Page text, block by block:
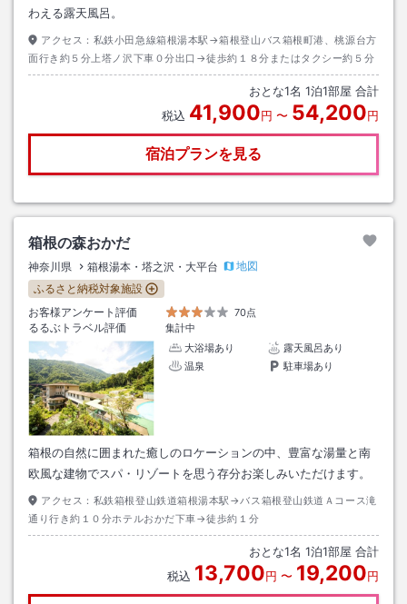
わえる露天風呂。
アクセス： 私鉄小田急線箱根湯本駅→箱根登山バス箱根町港、桃源台方
面行き約５分上塔ノ沢下車０分出口→徒歩約１８分またはタクシー約５分
おとな1名 1泊1部屋 合計
税込 41,900円 〜 54,200円
宿泊プランを見る
箱根の森おかだ
神奈川県 箱根湯本・塔之沢・大平台
地図
ふるさと納税対象施設
お客様アンケート評価
70点
るるぶトラベル評価
集計中
大浴場あり
露天風呂あり
温泉
駐車場あり
箱根の自然に囲まれた癒しのロケーションの中、豊富な湯量と南
欧風な建物でスパ・リゾートを思う存分お楽しみいただけます。
アクセス： 私鉄箱根登山鉄道箱根湯本駅→バス箱根登山鉄道Ａコース滝
通り行き約１０分ホテルおかだ下車→徒歩約１分
おとな1名 1泊1部屋 合計
税込 13,700円 〜 19,200円